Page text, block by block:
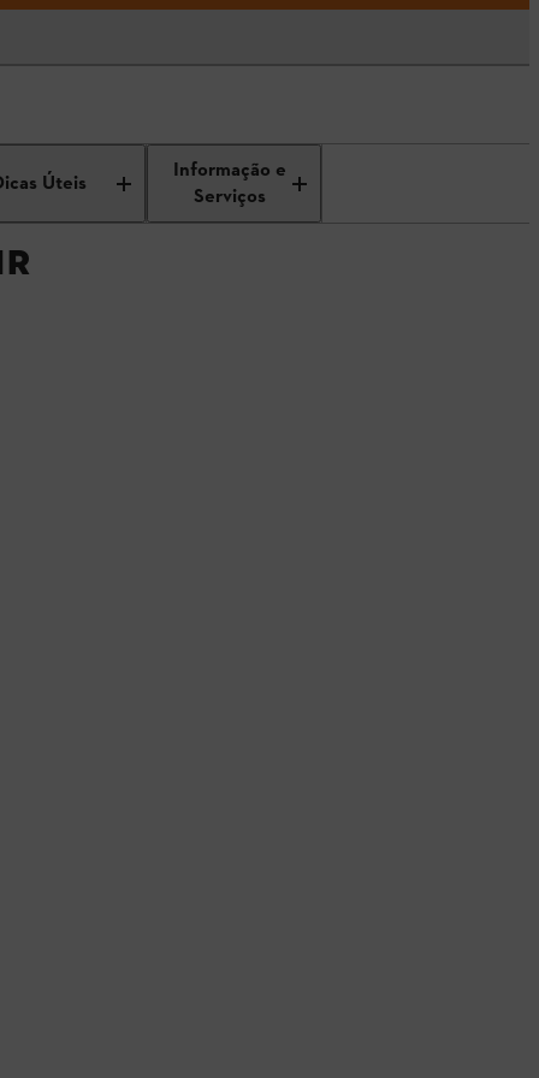
Úteis
Informação e
Serviços